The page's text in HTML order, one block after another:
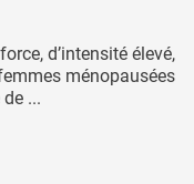
d’intensité élevé,
ménopausées
...